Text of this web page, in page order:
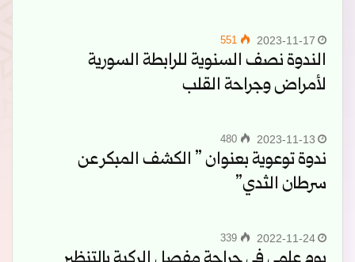
2023-11-17
الندوة نصف السنوية للرابطة السورية
لأمراض وجراحة القلب
2023-11-13
ندوة توعوية بعنوان ” الكشف المبكر عن
سرطان الثدي”
2022-11-24